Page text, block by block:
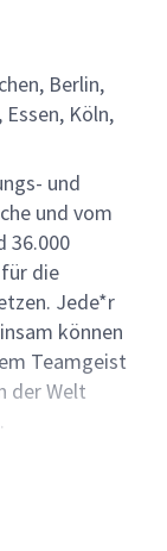
Berlin,
Köln,
und
und vom
36.000
die
Jede*r
können
Teamgeist
der Welt